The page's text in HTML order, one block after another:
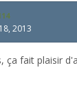
2013
ça fait plaisir